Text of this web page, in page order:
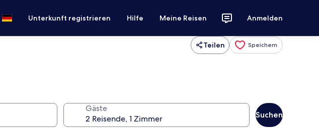
Unterkunft registrieren Hilfe Meine Reisen Anmelden
Teilen Speichern
Gäste
Suchen